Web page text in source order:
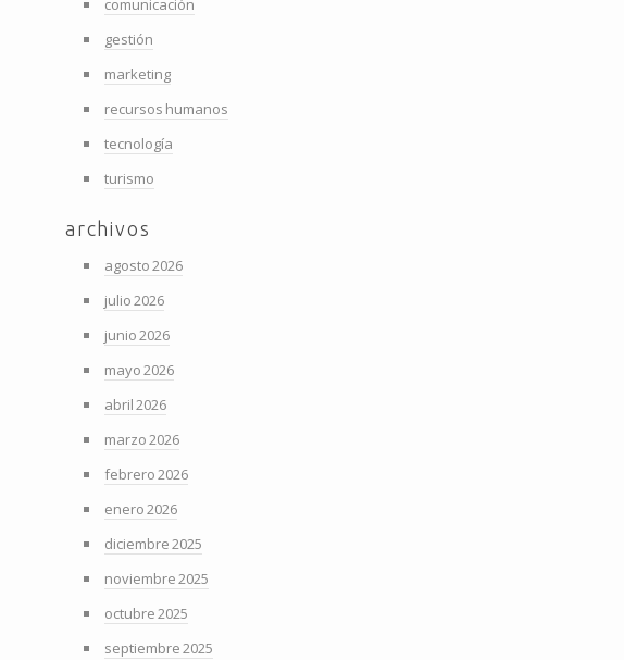
comunicación
gestión
marketing
recursos humanos
tecnología
turismo
archivos
agosto 2026
julio 2026
junio 2026
mayo 2026
abril 2026
marzo 2026
febrero 2026
enero 2026
diciembre 2025
noviembre 2025
octubre 2025
septiembre 2025